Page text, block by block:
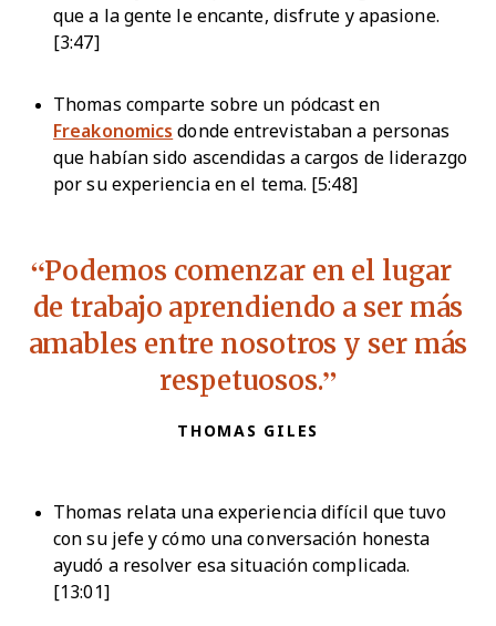
que a la gente le encante, disfrute y apasione.
[3:47]
Thomas comparte sobre un pódcast en
Freakonomics donde entrevistaban a personas
que habían sido ascendidas a cargos de liderazgo
por su experiencia en el tema. [5:48]
Podemos comenzar en el lugar
de trabajo aprendiendo a ser más
amables entre nosotros y ser más
respetuosos.
THOMAS GILES
Thomas relata una experiencia difícil que tuvo
con su jefe y cómo una conversación honesta
ayudó a resolver esa situación complicada.
[13:01]